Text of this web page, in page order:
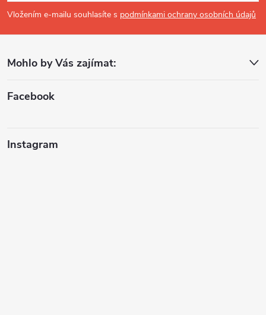
pVložením e-mailu souhlasíte s podmínkami ochrany osobních údajů
Mohlo by Vás zajímat:
Facebook
Instagram